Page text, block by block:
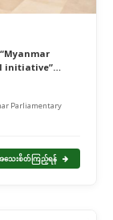
initiative”
Parliamentary
သေးစိတ်ကြည့်ရန်